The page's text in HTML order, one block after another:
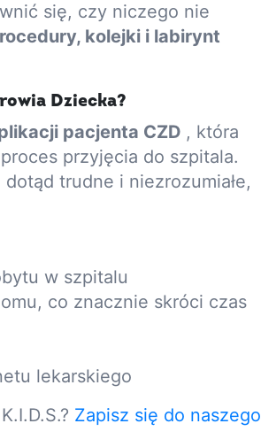
się, czy niczego nie
kolejki i labirynt
Dziecka?
pacjenta CZD , która
przyjęcia do szpitala.
trudne i niezrozumiałe,
w szpitalu
co znacznie skróci czas
lekarskiego
Zapisz się do naszego